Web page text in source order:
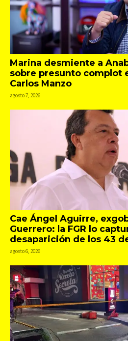
Marina desmiente a
sobre presunto complot
Carlos Manzo
agosto 7, 2026
Cae Ángel Aguirre,
Guerrero: la FGR lo
desaparición de los 43
agosto 6, 2026